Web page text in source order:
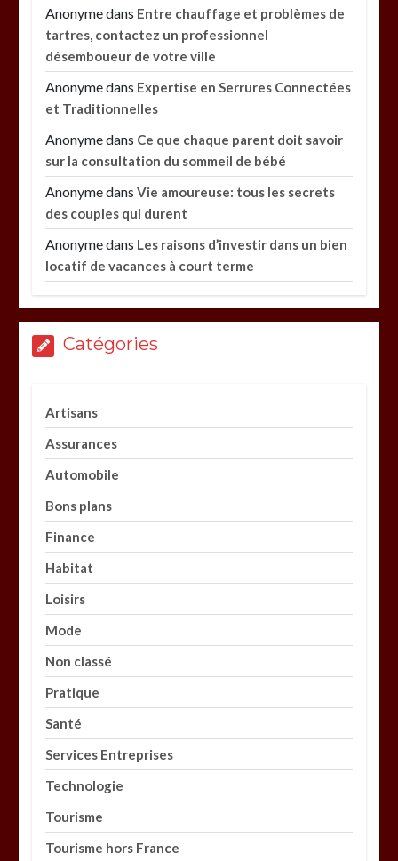
Anonymedans Entre chauffage et problèmes de
tartres, contactez un professionnel
désemboueur de votre ville
Anonymedans Expertise en Serrures Connectées
et Traditionnelles
Anonymedans Ce que chaque parent doit savoir
sur la consultation du sommeil de bébé
AnonymedansVie amoureuse: tous les secrets
des couples qui durent
Anonymedans Les raisons d’investir dans un bien
locatif de vacances à court terme
Catégories
Artisans
Assurances
Automobile
Bons plans
Finance
Habitat
Loisirs
Mode
Non classé
Pratique
Santé
Services Entreprises
Technologie
Tourisme
Tourisme hors France